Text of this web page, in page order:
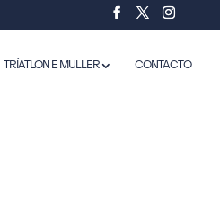
TRÍATLON E MULLER CONTACTO